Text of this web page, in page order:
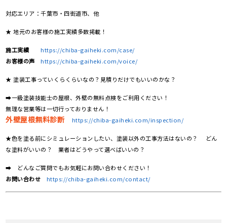
対応エリア：千葉市・四街道市、他
★ 地元のお客様の施工実績多数掲載！
施工実績
https://chiba-gaiheki.com/case/
お客様の声
https://chiba-gaiheki.com/voice/
★ 塗装工事っていくらくらいなの？見積りだけでもいいのかな？
➡一級塗装技能士の屋根、外壁の無料点検をご利用ください！
無理な営業等は一切行っておりません！
外壁屋根無料診断 https://chiba-gaiheki.com/inspection/
★色を塗る前にシミュレーションしたい、塗装以外の工事方法はないの？ どん
な塗料がいいの？ 業者はどうやって選べばいいの？
➡ どんなご質問でもお気軽にお問い合わせください！
お問い合わせ
https://chiba-gaiheki.com/contact/